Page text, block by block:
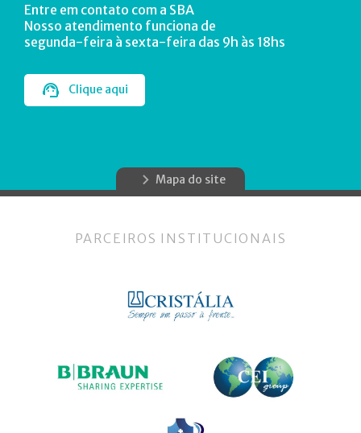
Entre em contato com a SBA
Nosso atendimento funciona de
segunda-feira à sexta-feira das 9h às 18hs
Clique aqui
Mapa do site
PARCEIROS INSTITUCIONAIS